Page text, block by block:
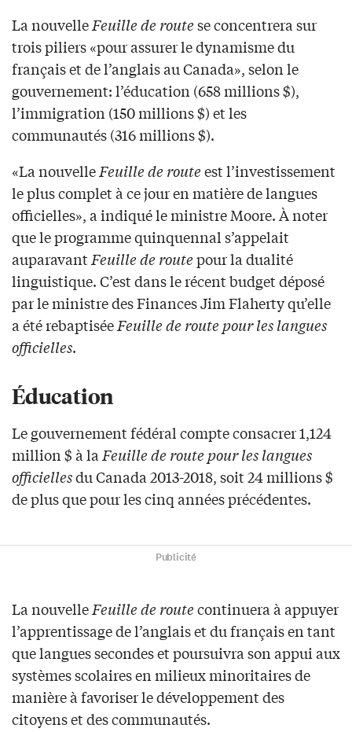
La nouvelleFeuille de routese concentrera sur
trois piliers «pour assurer le dynamisme du
français et de l’anglais au Canada», selon le
gouvernement: l’éducation (658 millions $),
l’immigration (150 millions $) et les
communautés (316 millions $).
«La nouvelleFeuille de routeest l’investissement
le plus complet à ce jour en matière de langues
officielles», a indiqué le ministre Moore. À noter
que le programme quinquennal s’appelait
auparavantFeuille de routepour la dualité
linguistique. C’est dans le récent budget déposé
par le ministre des Finances Jim Flaherty qu’elle
a été rebaptiséeFeuille de route pour les langues
officielles.
Éducation
Le gouvernement fédéral compte consacrer 1,124
million $ à laFeuille de route pour les langues
officiellesdu Canada 2013-2018, soit 24 millions $
de plus que pour les cinq années précédentes.
Publicité
La nouvelleFeuille de routecontinuera à appuyer
l’apprentissage de l’anglais et du français en tant
que langues secondes et poursuivra son appui aux
systèmes scolaires en milieux minoritaires de
manière à favoriser le développement des
citoyens et des communautés.